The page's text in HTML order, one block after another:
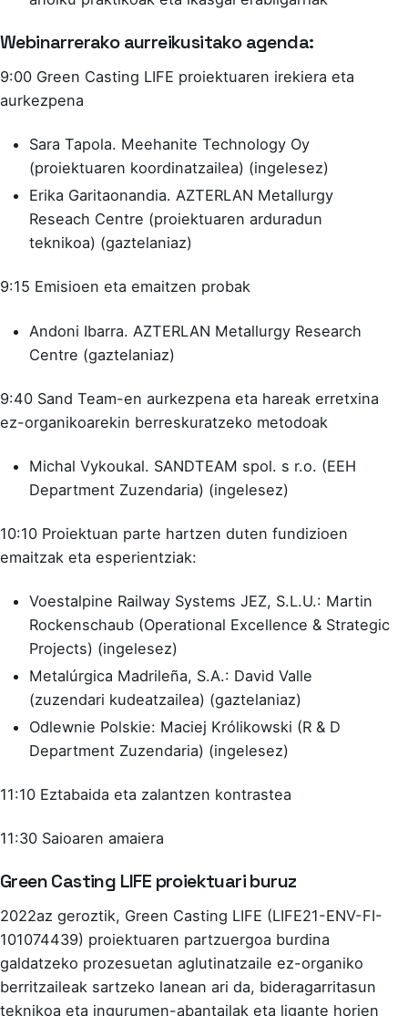
Webinarrerako aurreikusitako agenda:
9:00 Green Casting LIFE proiektuaren irekiera eta
aurkezpena
Sara Tapola. Meehanite Technology Oy
(proiektuaren koordinatzailea) (ingelesez)
Erika Garitaonandia. AZTERLAN Metallurgy
Reseach Centre (proiektuaren arduradun
teknikoa) (gaztelaniaz)
9:15 Emisioen eta emaitzen probak
Andoni Ibarra. AZTERLAN Metallurgy Research
Centre (gaztelaniaz)
9:40 Sand Team-en aurkezpena eta hareak erretxina
ez-organikoarekin berreskuratzeko metodoak
Michal Vykoukal. SANDTEAM spol. s r.o. (EEH
Department Zuzendaria) (ingelesez)
10:10 Proiektuan parte hartzen duten fundizioen
emaitzak eta esperientziak:
Voestalpine Railway Systems JEZ, S.L.U.: Martin
Rockenschaub (Operational Excellence & Strategic
Projects) (ingelesez)
Metalúrgica Madrileña, S.A.: David Valle
(zuzendari kudeatzailea) (gaztelaniaz)
Odlewnie Polskie: Maciej Królikowski (R & D
Department Zuzendaria) (ingelesez)
11:10 Eztabaida eta zalantzen kontrastea
11:30 Saioaren amaiera
Green Casting LIFE proiektuari buruz
2022az geroztik, Green Casting LIFE (LIFE21-ENV-FI-
101074439) proiektuaren partzuergoa burdina
galdatzeko prozesuetan aglutinatzaile ez-organiko
berritzaileak sartzeko lanean ari da, bideragarritasun
teknikoa eta ingurumen-abantailak eta ligante horien